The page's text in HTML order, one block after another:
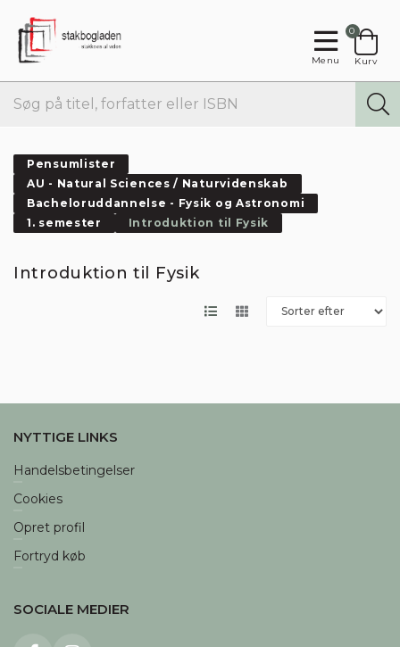
Menu
0
Kurv
Pensumlister
AU - Natural Sciences / Naturvidenskab
Bacheloruddannelse - Fysik og Astronomi
1. semester
Introduktion til Fysik
Introduktion til Fysik
NYTTIGE LINKS
Handelsbetingelser
Cookies
Opret profil
Fortryd køb
SOCIALE MEDIER